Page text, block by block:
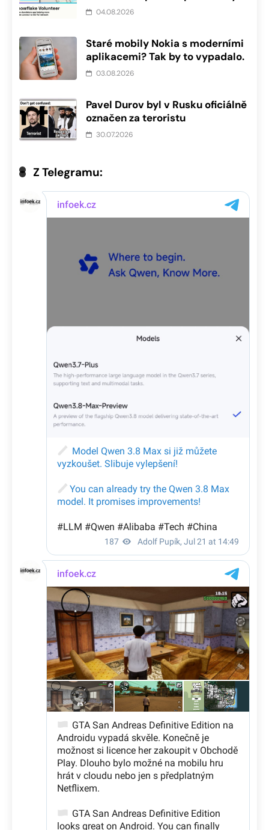
04.08.2026
Staré mobily Nokia s moderními
aplikacemi? Tak by to vypadalo.
03.08.2026
Pavel Durov byl v Rusku oficiálně
označen za teroristu
30.07.2026
Z Telegramu: